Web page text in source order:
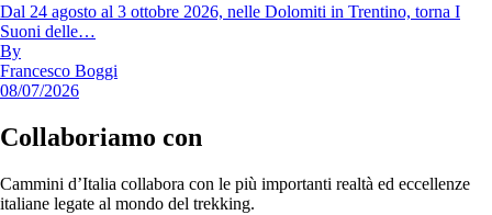
Dal 24 agosto al 3 ottobre 2026, nelle Dolomiti in Trentino, torna I
Suoni delle…
By
Francesco Boggi
08/07/2026
Collaboriamo con
Cammini d’Italia collabora con le più importanti realtà ed eccellenze
italiane legate al mondo del trekking.